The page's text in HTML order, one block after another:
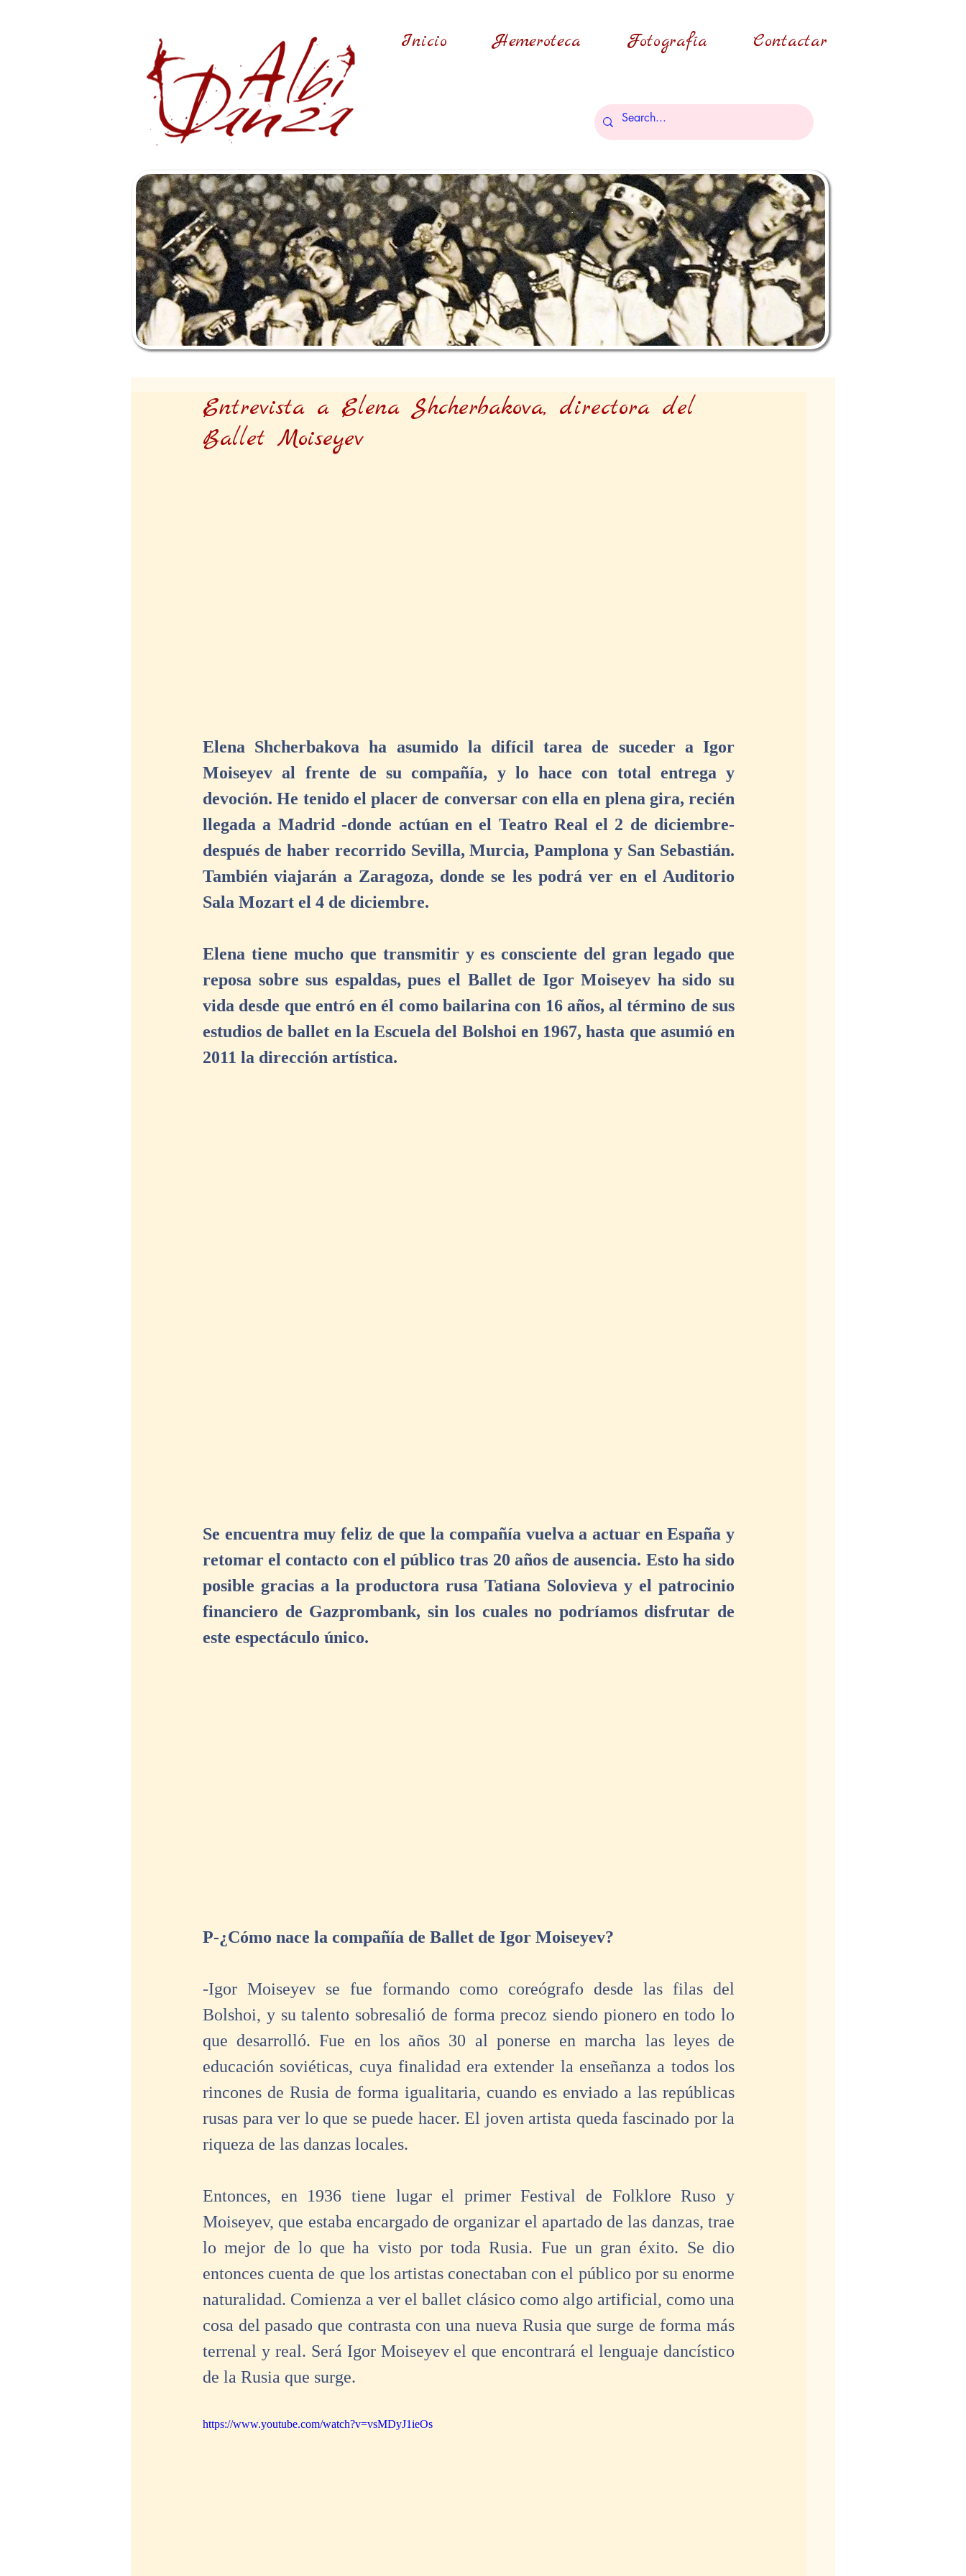
Inicio Hemeroteca Fotografía Contactar
Entrevista a Elena Shcherbakova, directora del
Ballet Moiseyev
Elena Shcherbakova ha asumido la difícil tarea de suceder a Igor
Moiseyev al frente de su compañía, y lo hace con total entrega y
devoción. He tenido el placer de conversar con ella en plena gira, recién
llegada a Madrid -donde actúan en el Teatro Real el 2 de diciembre-
después de haber recorrido Sevilla, Murcia, Pamplona y San Sebastián.
También viajarán a Zaragoza, donde se les podrá ver en el Auditorio
Sala Mozart el 4 de diciembre.
Elena tiene mucho que transmitir y es consciente del gran legado que
reposa sobre sus espaldas, pues el Ballet de Igor Moiseyev ha sido su
vida desde que entró en él como bailarina con 16 años, al término de sus
estudios de ballet en la Escuela del Bolshoi en 1967, hasta que asumió en
2011 la dirección artística.
Se encuentra muy feliz de que la compañía vuelva a actuar en España y
retomar el contacto con el público tras 20 años de ausencia. Esto ha sido
posible gracias a la productora rusa Tatiana Solovieva y el patrocinio
financiero de Gazprombank, sin los cuales no podríamos disfrutar de
este espectáculo único.
P-¿Cómo nace la compañía de Ballet de Igor Moiseyev?
-Igor Moiseyev se fue formando como coreógrafo desde las filas del
Bolshoi, y su talento sobresalió de forma precoz siendo pionero en todo lo
que desarrolló. Fue en los años 30 al ponerse en marcha las leyes de
educación soviéticas, cuya finalidad era extender la enseñanza a todos los
rincones de Rusia de forma igualitaria, cuando es enviado a las repúblicas
rusas para ver lo que se puede hacer. El joven artista queda fascinado por la
riqueza de las danzas locales.
Entonces, en 1936 tiene lugar el primer Festival de Folklore Ruso y
Moiseyev, que estaba encargado de organizar el apartado de las danzas, trae
lo mejor de lo que ha visto por toda Rusia. Fue un gran éxito. Se dio
entonces cuenta de que los artistas conectaban con el público por su enorme
naturalidad. Comienza a ver el ballet clásico como algo artificial, como una
cosa del pasado que contrasta con una nueva Rusia que surge de forma más
terrenal y real. Será Igor Moiseyev el que encontrará el lenguaje dancístico
de la Rusia que surge.
https://www.youtube.com/watch?v=vsMDyJ1ieOs